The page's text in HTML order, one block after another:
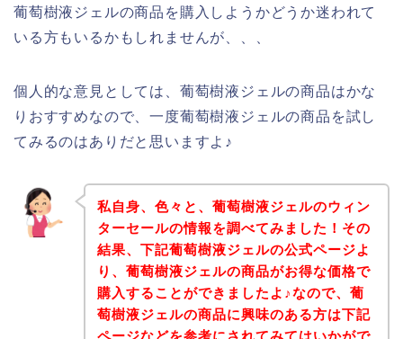
葡萄樹液ジェルの商品を購入しようかどうか迷われて
いる方もいるかもしれませんが、、、
個人的な意見としては、葡萄樹液ジェルの商品はかな
りおすすめなので、一度葡萄樹液ジェルの商品を試し
てみるのはありだと思いますよ♪
私自身、色々と、葡萄樹液ジェルのウィン
ターセールの情報を調べてみました！その
結果、下記葡萄樹液ジェルの公式ページよ
り、葡萄樹液ジェルの商品がお得な価格で
購入することができましたよ♪なので、葡
萄樹液ジェルの商品に興味のある方は下記